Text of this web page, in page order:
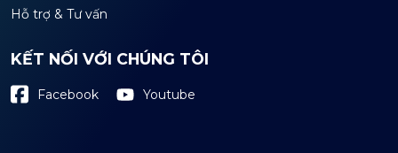
Hỗ trợ & Tư vấn
KẾT NỐI VỚI CHÚNG TÔI
Facebook Youtube